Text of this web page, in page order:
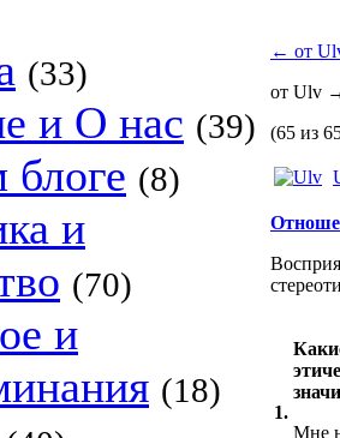
(33)
и О нас (39)
(8)
и
(70)
и
(18)
← от
от Ulv
(65 из
1.
Мне